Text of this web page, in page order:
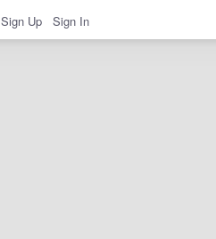
Sign Up Sign In